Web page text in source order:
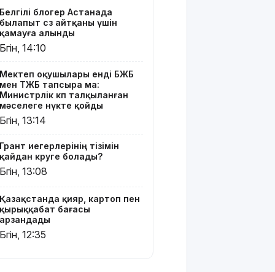
қырыққабат
бағасы
арзандады
тренд:
жастар
алкоголь
сатып
алып,
төгіп
жатыр
экспорты
болжамдағыдай
болмады
Белгілі блогер Астанада
былапыт сөз айтқаны үшін
қамауға алынды
Бүгін, 14:10
Мектеп оқушылары енді БЖБ
мен ТЖБ тапсыра ма:
Министрлік көп талқыланған
мәселеге нүкте қойды
Бүгін, 13:14
Грант иегерлерінің тізімін
қайдан көруге болады?
Бүгін, 13:08
Қазақстанда қияр, картоп пен
қырыққабат бағасы
арзандады
Бүгін, 12:35